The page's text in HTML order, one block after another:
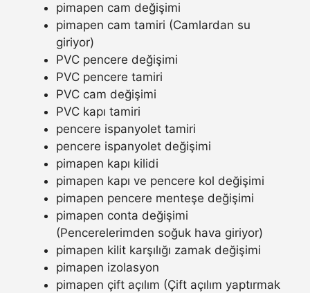
pimapen cam değişimi
pimapen cam tamiri (Camlardan su
giriyor)
PVC pencere değişimi
PVC pencere tamiri
PVC cam değişimi
PVC kapı tamiri
pencere ispanyolet tamiri
pencere ispanyolet değişimi
pimapen kapı kilidi
pimapen kapı ve pencere kol değişimi
pimapen pencere menteşe değişimi
pimapen conta değişimi
(Pencerelerimden soğuk hava giriyor)
pimapen kilit karşılığı zamak değişimi
pimapen izolasyon
pimapen çift açılım (Çift açılım yaptırmak